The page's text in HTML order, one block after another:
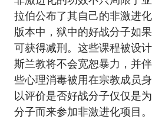
拉伯公布了其自己的非激进
版本中，狱中的好战分子如
可获得减刑。这些课程被设
斯兰教将不会宽恕暴力，并
些心理消毒被用在宗教成员
以评价是否好战分子仅仅是
分子而来参加非激进化项目